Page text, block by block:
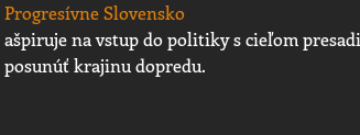
Progresívne Slovensko
ašpiruje na vstup do politiky s cieľom
posunúť krajinu dopredu.